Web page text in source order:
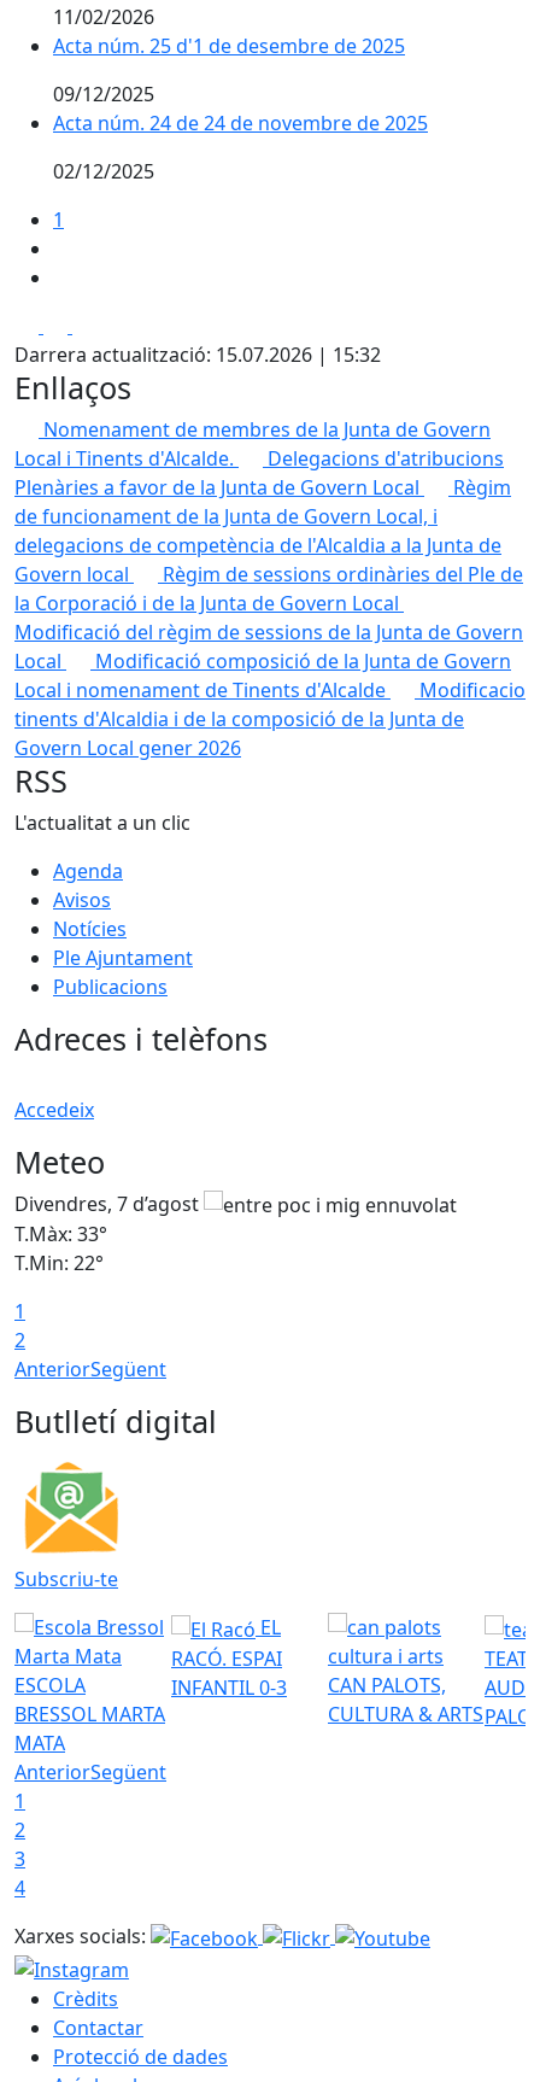
11/02/2026
Acta núm. 25 d'1 de desembre de 2025
09/12/2025
Acta núm. 24 de 24 de novembre de 2025
02/12/2025
1
Darrera actualització: 15.07.2026 | 15:32
Enllaços
Nomenament de membres de la Junta de Govern
Local i Tinents d'Alcalde.
Delegacions d'atribucions
Plenàries a favor de la Junta de Govern Local
Règim
de funcionament de la Junta de Govern Local, i
delegacions de competència de l'Alcaldia a la Junta de
Govern local
Règim de sessions ordinàries del Ple de
la Corporació i de la Junta de Govern Local
Modificació del règim de sessions de la Junta de Govern
Local
Modificació composició de la Junta de Govern
Local i nomenament de Tinents d'Alcalde
Modificacio
tinents d'Alcaldia i de la composició de la Junta de
Govern Local gener 2026
RSS
L'actualitat a un clic
Agenda
Avisos
Notícies
Ple Ajuntament
Publicacions
Adreces i telèfons
Accedeix
Meteo
Divendres, 7 d’agost
T.Màx: 33°
T.Min: 22°
1
2
AnteriorSegüent
Butlletí digital
Subscriu-te
ESCOLA
BRESSOL MARTA
MATA
EL
RACÓ. ESPAI
INFANTIL 0-3
CAN PALOTS,
CULTURA & ARTS
AnteriorSegüent
1
2
3
4
Xarxes socials:
Crèdits
Contactar
Protecció de dades